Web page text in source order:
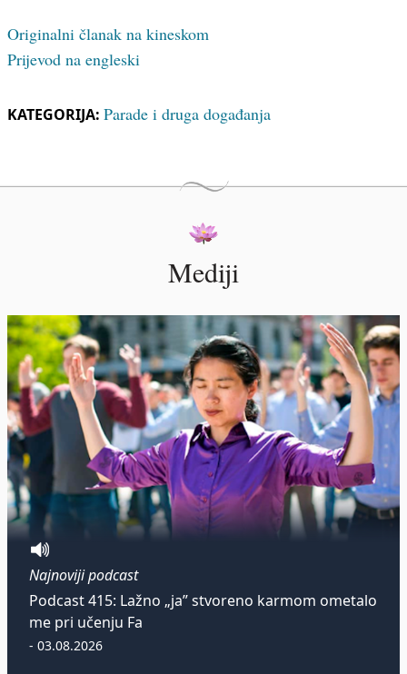
Originalni članak na kineskom
Prijevod na engleski
KATEGORIJA: Parade i druga događanja
Mediji
Najnoviji podcast
Podcast 415: Lažno „ja” stvoreno karmom ometalo
me pri učenju Fa
- 03.08.2026